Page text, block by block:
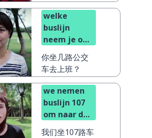
welke
buslijn
neem je om
naar je werk
te gaan?
你坐几路公交
车去上班？
we nemen
buslijn 107
om naar de
les te gaan
我们坐107路车